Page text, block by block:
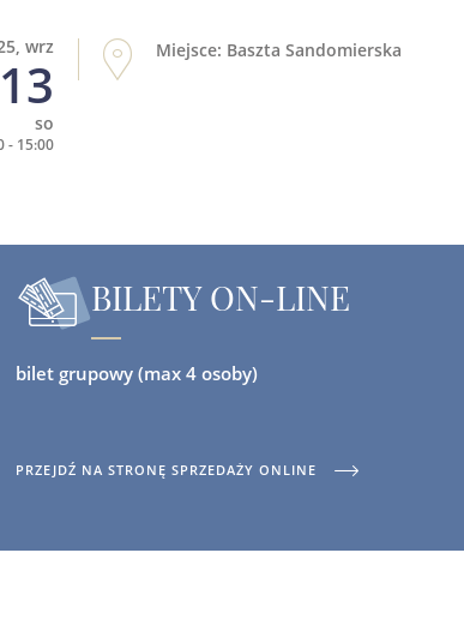
wrz
13
so
- 15:00
Miejsce: Baszta Sandomierska
BILETY ON-LINE
bilet grupowy (max 4 osoby)
PRZEJDŹ NA STRONĘ SPRZEDAŻY ONLINE